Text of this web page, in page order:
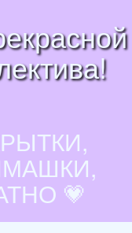
💗